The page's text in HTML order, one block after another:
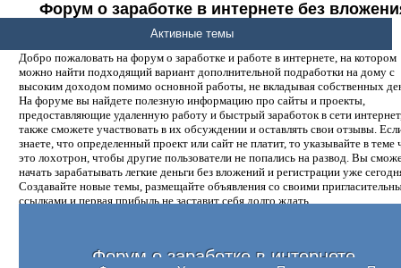
Форум о заработке в интернете без
денег.
Добро пожаловать на форум о заработке и работе в интернете, на котором
можно найти подходящий вариант дополнительной подработки на дому с
высоким доходом помимо основной работы, не вкладывая собственных
На форуме вы найдете полезную информацию про сайты и проекты,
предоставляющие удаленную работу и быстрый заработок в сети
также сможете участвовать в их обсуждении и оставлять свои отзывы.
знаете, что определенный проект или сайт не платит, то указывайте в теме
это лохотрон, чтобы другие пользователи не попались на развод. Вы
начать зарабатывать легкие деньги без вложений и регистрации уже
Создавайте новые темы, размещайте объявления со своими
ссылками и первая прибыль не заставит себя долго ждать.
Форум о заработке в интернете
Активные темы